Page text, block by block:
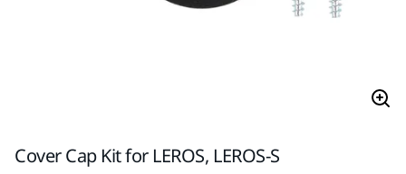
Cover Cap Kit for LEROS, LEROS-S